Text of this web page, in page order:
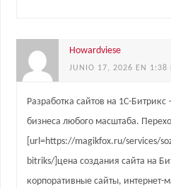
Howardviese
JUNIO 17, 2026 EN 1:38
Разработка сайтов на 1С-
бизнеса любого масштаба.
[url=https://magikfox.ru/services/
bitriks/]цена создания сайта на
корпоративные сайты, интернет-